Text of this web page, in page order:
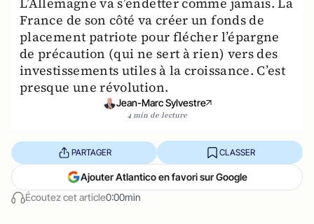
France de son côté va créer un fonds de
placement patriote pour flécher l’épargne
de précaution (qui ne sert à rien) vers des
investissements utiles à la croissance. C’est
presque une révolution.
Jean-Marc Sylvestre
4 min de lecture
Écoutez cet article0:00min
PARTAGER CLASSER
Ajouter Atlantico en favori sur Google